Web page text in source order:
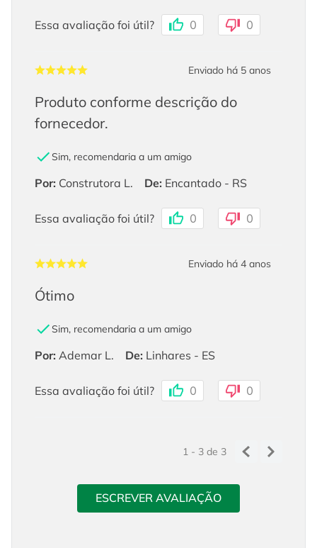
Essa avaliação foi útil? 0 0
Enviado há 5 anos
Produto conforme descrição do
fornecedor.
Sim, recomendaria a um amigo
Por: Construtora L. De: Encantado - RS
Essa avaliação foi útil? 0 0
Enviado há 4 anos
Ótimo
Sim, recomendaria a um amigo
Por: Ademar L. De: Linhares - ES
Essa avaliação foi útil? 0 0
1 - 3de 3
ESCREVER AVALIAÇÃO